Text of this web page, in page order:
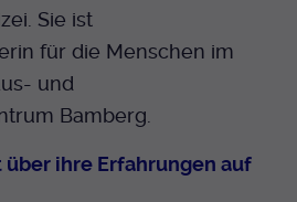
Sie ist
für die Menschen im
und
Bamberg.
über ihre Erfahrungen auf